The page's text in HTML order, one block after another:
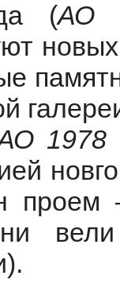
(АО
1978
проем